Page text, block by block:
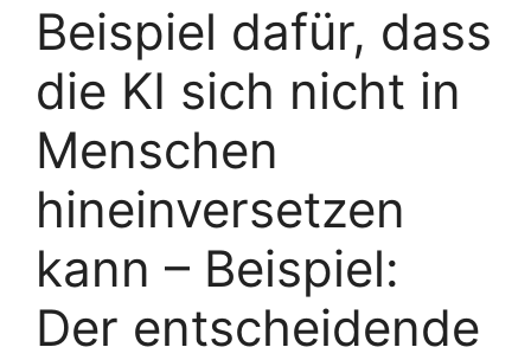
Beispiel dafür, dass
die KI sich nicht in
Menschen
hineinversetzen
kann – Beispiel:
Der entscheidende